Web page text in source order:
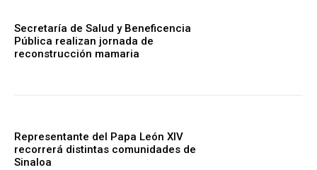
Secretaría de Salud y Beneficencia
Pública realizan jornada de
reconstrucción mamaria
Representante del Papa León XIV
recorrerá distintas comunidades de
Sinaloa